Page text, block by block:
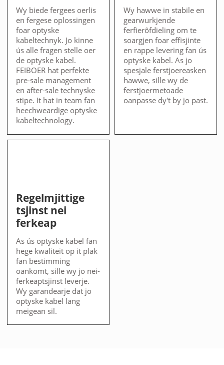
Wy biede fergees oerlis
en fergese oplossingen
foar optyske
kabeltechnyk. Jo kinne
ús alle fragen stelle oer
de optyske kabel.
FEIBOER hat perfekte
pre-sale management
en after-sale technyske
stipe. It hat in team fan
heechweardige optyske
kabeltechnology.
Wy hawwe in stabile en
gearwurkjende
ferfierôfdieling om te
soargjen foar effisjinte
en rappe levering fan ús
optyske kabel. As jo ​​
spesjale ferstjoereasken
hawwe, sille wy de
ferstjoermetoade
oanpasse dy't by jo past.
Regelmjittige
tsjinst nei
ferkeap
As ús optyske kabel fan
hege kwaliteit op it plak
fan bestimming
oankomt, sille wy jo nei-
ferkeaptsjinst leverje.
Wy garandearje dat jo
optyske kabel lang
meigean sil.